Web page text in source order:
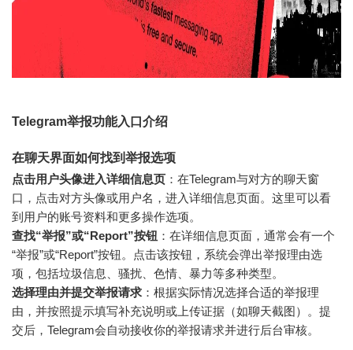
Telegram举报功能入口介绍
在聊天界面如何找到举报选项
点击用户头像进入详细信息页 ：在Telegram与对方的聊天窗
口，点击对方头像或用户名，进入详细信息页面。这里可以看
到用户的账号资料和更多操作选项。
查找“举报”或“Report”按钮 ：在详细信息页面，通常会有一个
“举报”或“Report”按钮。点击该按钮，系统会弹出举报理由选
项，包括垃圾信息、骚扰、色情、暴力等多种类型。
选择理由并提交举报请求 ：根据实际情况选择合适的举报理
由，并按照提示填写补充说明或上传证据（如聊天截图）。提
交后，Telegram会自动接收你的举报请求并进行后台审核。